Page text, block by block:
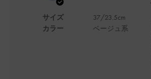
サイズ
カラー
37/23.5cm
ベージュ系